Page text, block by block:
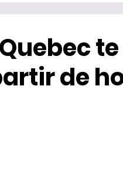
te
de